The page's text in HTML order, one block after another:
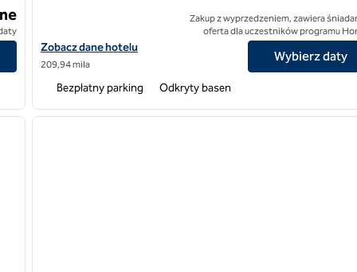
Zobacz szczegóły hotelu Mykonos Riviera Hotel and Spa, SLH
Zobacz dane hotelu
209,94 mila
Zakup z wyprzedzeniem, zawiera
oferta dla uczestników programu
Wybierz daty
Bezpłatny parking Odkryty basen
następny obraz
1 z 11